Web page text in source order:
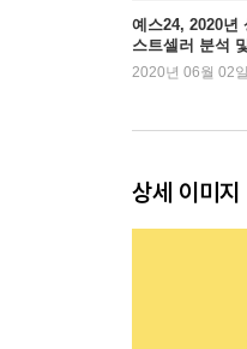
메이도프의
05. 학대 혹은
샤워장 안의
06. [프렌즈]
예스24, 2020년
스트셀러 분석
동향 발표
2020년 06월 02일
상세 이미지